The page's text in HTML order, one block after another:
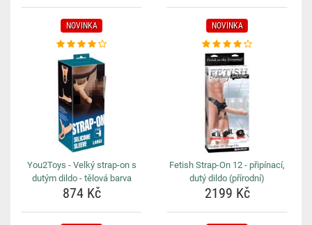
NOVINKA
You2Toys - Velký strap-on s
dutým dildo - tělová barva
874 Kč
NOVINKA
Fetish Strap-On 12 - připínací,
dutý dildo (přírodní)
2199 Kč